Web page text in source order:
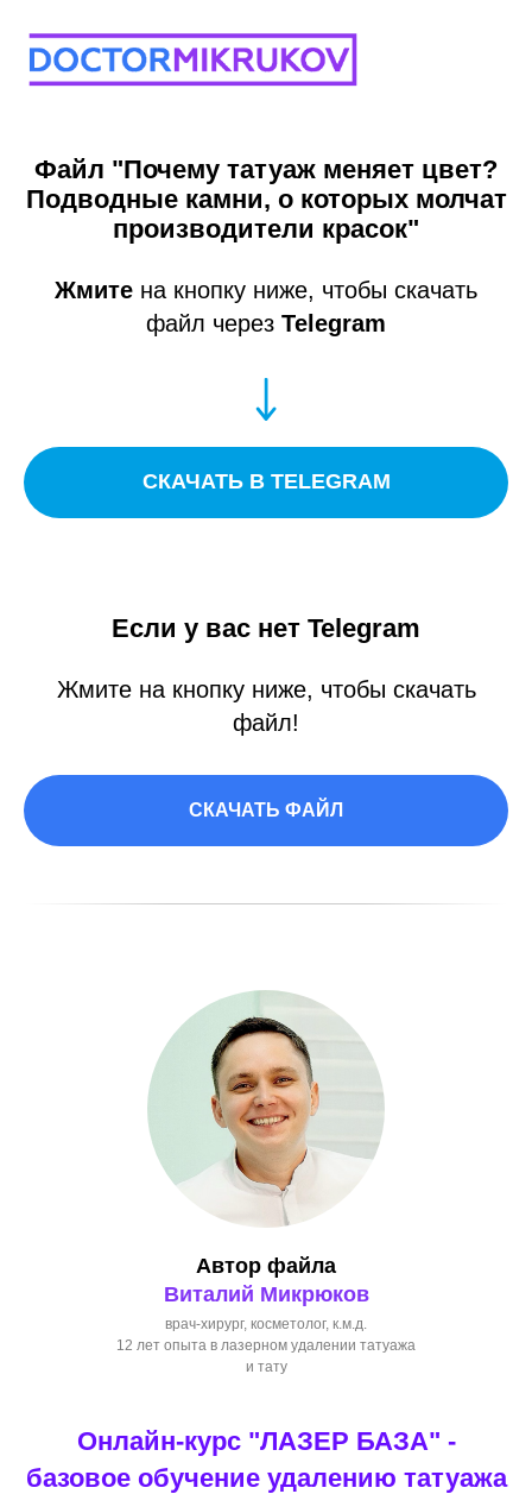
Файл "Почему татуаж меняет цвет?
Подводные камни, о которых молчат
производители красок"
Жмите на кнопку ниже, чтобы скачать
файл через Telegram
СКАЧАТЬ В TELEGRAM
Если у вас нет Telegram
Жмите на кнопку ниже, чтобы скачать
файл!
СКАЧАТЬ ФАЙЛ
Автор файла
Виталий Микрюков
врач-хирург, косметолог, к.м.д.
12 лет опыта в лазерном удалении татуажа
и тату
Онлайн-курс "ЛАЗЕР БАЗА" -
базовое обучение удалению татуажа